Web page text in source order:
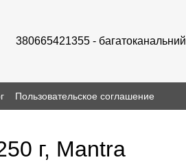
380665421355 - багатоканальний
Пользовательское соглашение
г, Mantra